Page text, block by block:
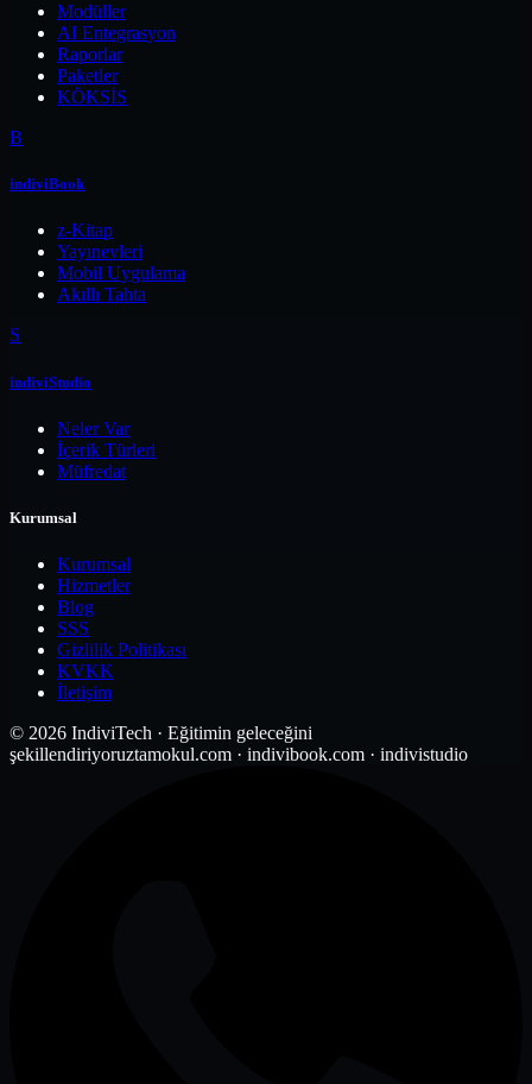
Modüller
AI Entegrasyon
Raporlar
Paketler
KÖKSİS
B
indiviBook
z-Kitap
Yayınevleri
Mobil Uygulama
Akıllı Tahta
S
indiviStudio
Neler Var
İçerik Türleri
Müfredat
Kurumsal
Kurumsal
Hizmetler
Blog
SSS
Gizlilik Politikası
KVKK
İletişim
© 2026 IndiviTech · Eğitimin geleceğini
şekillendiriyoruztamokul.com · indivibook.com · indivistudio